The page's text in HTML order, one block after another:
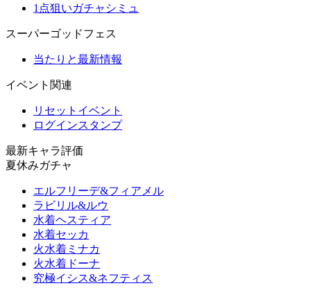
1点狙いガチャシミュ
スーパーゴッドフェス
当たりと最新情報
イベント関連
リセットイベント
ログインスタンプ
最新キャラ評価
夏休みガチャ
エルフリーデ&フィアメル
ラビリル&ルウ
水着ヘスティア
水着セッカ
火水着ミナカ
火水着ドーナ
究極イシス&ネフティス